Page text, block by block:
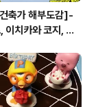
축가 해부도감]-
이치카와 코지, 요